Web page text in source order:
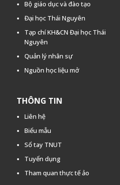
Bộ giáo dục và đào tạo
Đại học Thái Nguyên
Tạp chí KH&CN Đại học Thái
Nguyên
Quản lý nhân sự
Nguồn học liệu mở
THÔNG TIN
Liên hệ
Biểu mẫu
Sổ tay TNUT
Tuyển dụng
Tham quan thực tế ảo